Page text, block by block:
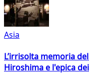
Asia
L’irrisolta memoria
Hiroshima e l'epica